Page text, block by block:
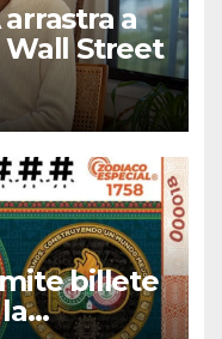
a
Street
billete